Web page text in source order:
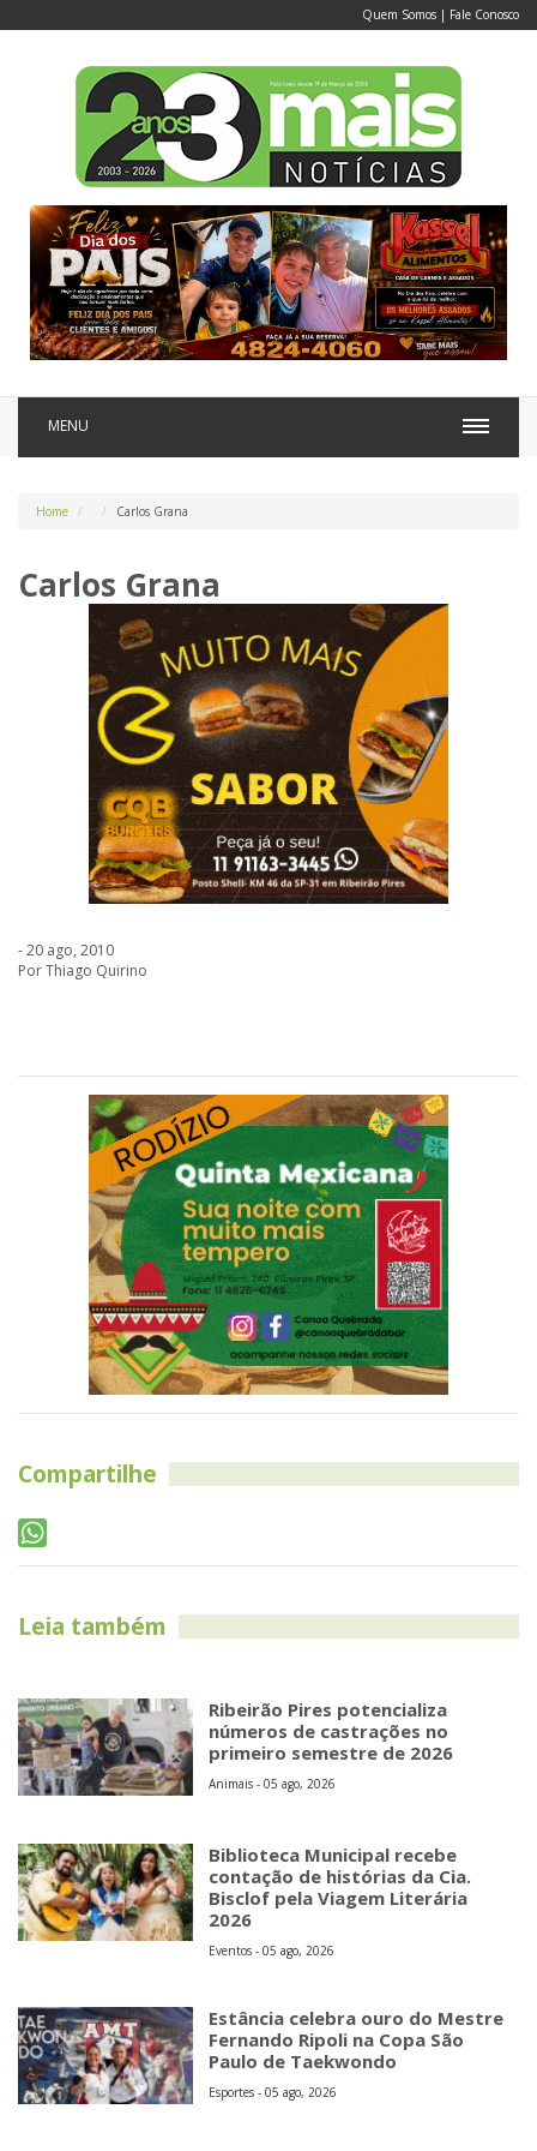
Quem Somos | Fale Conosco
MENU
Home Carlos Grana
Carlos Grana
- 20 ago, 2010
Por Thiago Quirino
Compartilhe
Leia também
Ribeirão Pires potencializa
números de castrações no
primeiro semestre de 2026
Animais - 05 ago, 2026
Biblioteca Municipal recebe
contação de histórias da Cia.
Bisclof pela Viagem Literária
2026
Eventos - 05 ago, 2026
Estância celebra ouro do Mestre
Fernando Ripoli na Copa São
Paulo de Taekwondo
Esportes - 05 ago, 2026